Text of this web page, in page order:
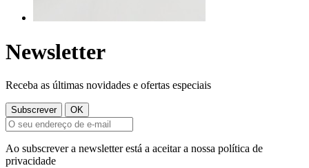
Newsletter
Receba as últimas novidades e ofertas especiais
Ao subscrever a newsletter está a aceitar a nossa política de
privacidade